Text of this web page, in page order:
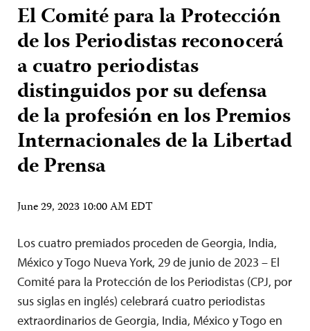
El Comité para la Protección
de los Periodistas reconocerá
a cuatro periodistas
distinguidos por su defensa
de la profesión en los Premios
Internacionales de la Libertad
de Prensa
June 29, 2023 10:00 AM EDT
Los cuatro premiados proceden de Georgia, India,
México y Togo Nueva York, 29 de junio de 2023 – El
Comité para la Protección de los Periodistas (CPJ, por
sus siglas en inglés) celebrará cuatro periodistas
extraordinarios de Georgia, India, México y Togo en